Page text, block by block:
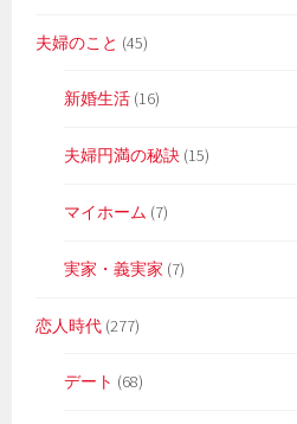
夫婦のこと (45)
新婚生活 (16)
夫婦円満の秘訣 (15)
マイホーム (7)
実家・義実家 (7)
恋人時代 (277)
デート (68)